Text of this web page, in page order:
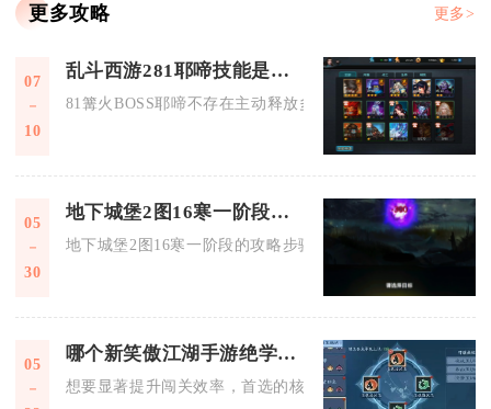
更多攻略 更多>
07
10
乱斗西游281耶啼技能是什么
81篝火BOSS耶啼不存在主动释放多段攻击的技能，核心自
05
30
地下城堡2图16寒一阶段的攻略步骤是什么
地下城堡2图16寒一阶段的攻略步骤，核心是先满足开门条
05 哪个新笑傲江湖手游绝学可以提高闯关效率
想要显著提升闯关效率，首选的核心绝学组合为“紫霞功·九